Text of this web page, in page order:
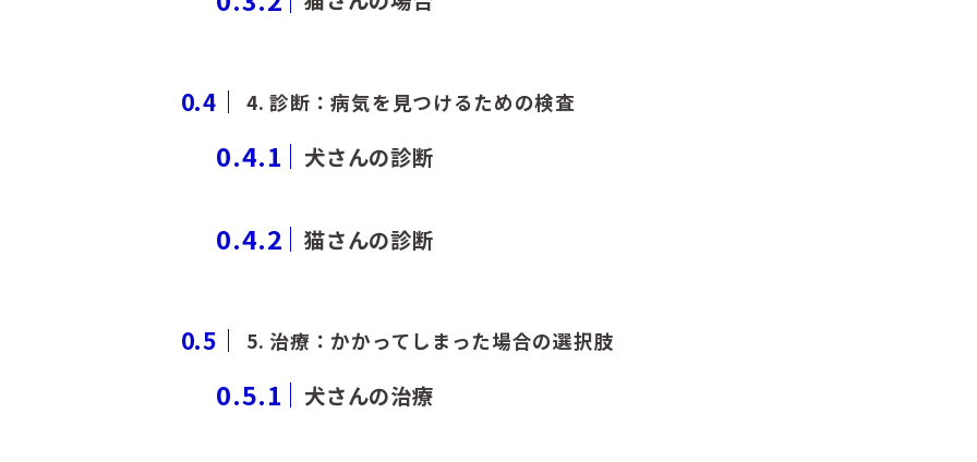
0.4 4. 診断：病気を見つけるための検査
0.4.1 犬さんの診断
0.4.2 猫さんの診断
0.5 5. 治療：かかってしまった場合の選択肢
0.5.1 犬さんの治療